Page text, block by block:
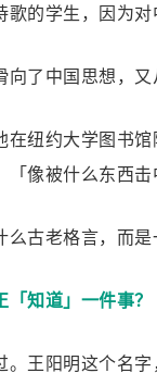
的学生，因为
了中国思想，
在纽约大学图书
像被什么东西击
么古老格言，而
知道」一件事？
王阳明这个名字